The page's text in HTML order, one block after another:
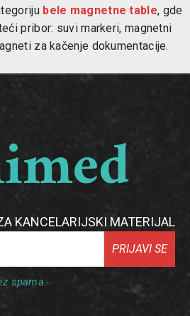
bele magnetne table, gde
pribor: suvi markeri, magnetni
za kačenje dokumentacije.
KANCELARIJSKI MATERIJAL
PRIJAVI SE
spama.